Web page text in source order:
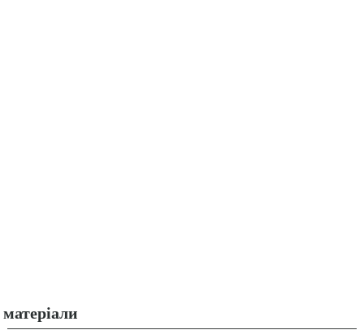
матеріали